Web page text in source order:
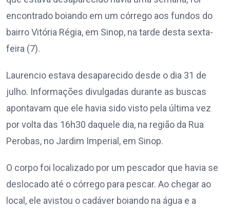
encontrado boiando em um córrego aos fundos do
bairro Vitória Régia, em Sinop, na tarde desta sexta-
feira (7).
Laurencio estava desaparecido desde o dia 31 de
julho. Informações divulgadas durante as buscas
apontavam que ele havia sido visto pela última vez
por volta das 16h30 daquele dia, na região da Rua
Perobas, no Jardim Imperial, em Sinop.
O corpo foi localizado por um pescador que havia se
deslocado até o córrego para pescar. Ao chegar ao
local, ele avistou o cadáver boiando na água e a